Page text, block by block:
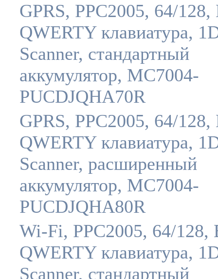
GPRS, PPC2005, 64/128,
QWERTY клавиатура,
Scanner, стандартный
аккумулятор, MC7004-
PUCDJQHA70R
GPRS, PPC2005, 64/128,
QWERTY клавиатура,
Scanner, расширенный
аккумулятор, MC7004-
PUCDJQHA80R
Wi-Fi, PPC2005, 64/128,
QWERTY клавиатура,
Scanner, стандартный